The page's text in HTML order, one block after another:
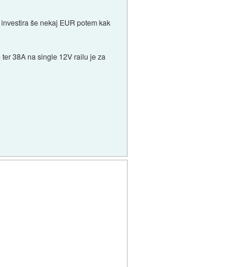
še nekaj EUR potem kak
38A na single 12V railu je za